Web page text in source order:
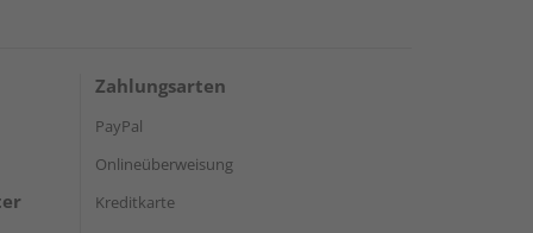
Zahlungsarten
PayPal
Onlineüberweisung
Kreditkarte